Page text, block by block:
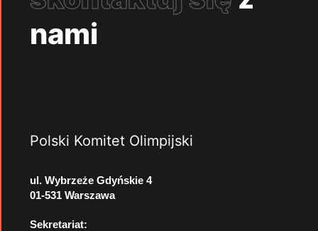
nami
Polski Komitet Olimpijski
ul. Wybrzeże Gdyńskie 4
01-531 Warszawa
Sekretariat: